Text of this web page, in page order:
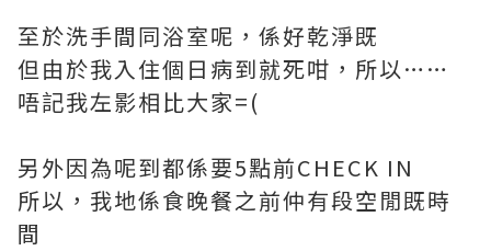
至於洗手間同浴室呢，係好乾淨既
但由於我入住個日病到就死咁，所以……
唔記我左影相比大家=(
另外因為呢到都係要5點前CHECK IN
所以，我地係食晚餐之前仲有段空閒既時
間